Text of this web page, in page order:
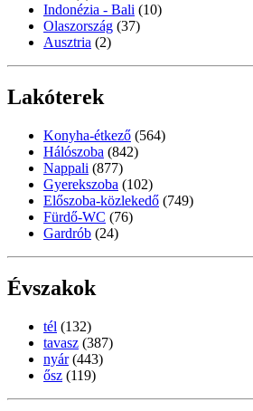
Indonézia - Bali (10)
Olaszország (37)
Ausztria (2)
Lakóterek
Konyha-étkező (564)
Hálószoba (842)
Nappali (877)
Gyerekszoba (102)
Előszoba-közlekedő (749)
Fürdő-WC (76)
Gardrób (24)
Évszakok
tél (132)
tavasz (387)
nyár (443)
ősz (119)